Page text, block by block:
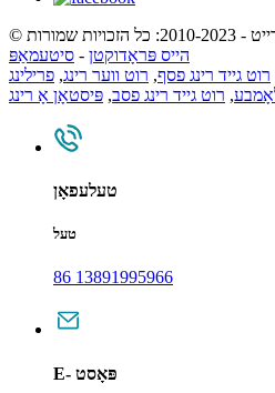
הייס פּראָדוקטן - סיטעמאַפּ
רוט גייד רינג פסף, רוט ווער רינג, פרילינג
, רוט גייד רינג פסב, פּיסטאָן אָ רינג
טעלעפאָן
טעל
86 13891995966
E- פּאָסט